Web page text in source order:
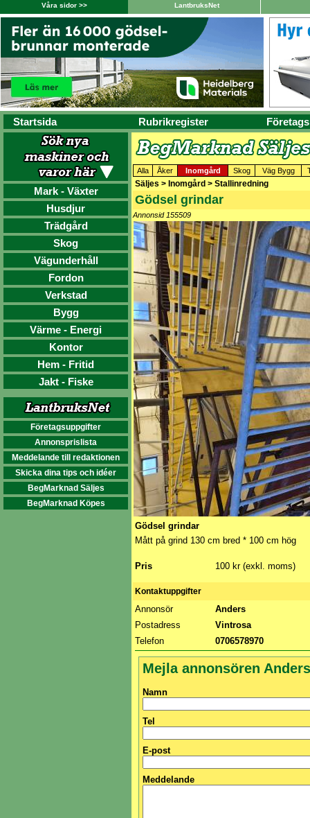
Våra sidor >> LantbruksNet
Startsida Rubrikregister
Mark - Växter
Husdjur
Trädgård
Skog
Vägunderhåll
Fordon
Verkstad
Bygg
Värme - Energi
Kontor
Hem - Fritid
Jakt - Fiske
Företagsuppgifter
Annonsprislista
Meddelande till redaktionen
Skicka dina tips och idéer
BegMarknad Säljes
BegMarknad Köpes
Alla Åker Inomgård Skog Väg Bygg
Säljes > Inomgård > Stallinredning
Gödsel grindar
Annonsid 155509
Gödsel grindar
Mått på grind 130 cm bred * 100 cm hög
Pris 100 kr (exkl. moms)
Kontaktuppgifter
Annonsör
Anders
Postadress
Vintrosa
Telefon
0706578970
Mejla annonsören Anders
Namn
Tel
E-post
Meddelande